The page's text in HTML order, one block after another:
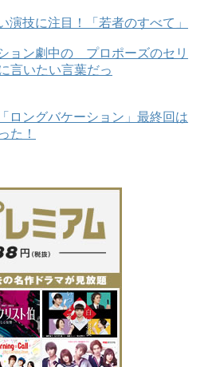
演技に注目！「若者のすべて」
ョン劇中の プロポーズのセリ
言いたい言葉だっ
ロングバケーション」最終回は
た！